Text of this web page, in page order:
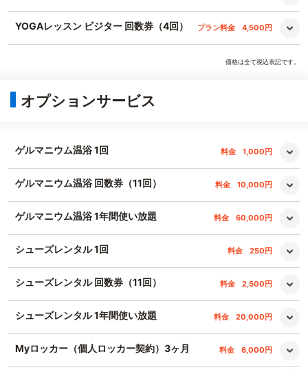
YOGAレッスン ビジター 回数券（4回） プラン料金 4,500円
価格は全て税込表記です。
オプションサービス
ゲルマニウム温浴 1回 料金 1,000円
ゲルマニウム温浴 回数券（11回） 料金 10,000円
ゲルマニウム温浴 1年間使い放題 料金 60,000円
シューズレンタル 1回 料金 250円
シューズレンタル 回数券（11回） 料金 2,500円
シューズレンタル 1年間使い放題 料金 20,000円
Myロッカー（個人ロッカー契約）3ヶ月 料金 6,000円